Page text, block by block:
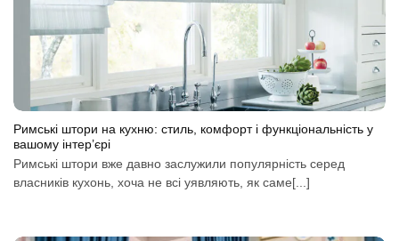
Римські штори на кухню: стиль, комфорт і функціональність у
вашому інтер’єрі
Римські штори вже давно заслужили популярність серед
власників кухонь, хоча не всі уявляють, як саме[...]